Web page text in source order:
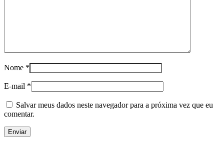
Nome *
E-mail *
Salvar meus dados neste navegador para a próxima vez que eu
comentar.